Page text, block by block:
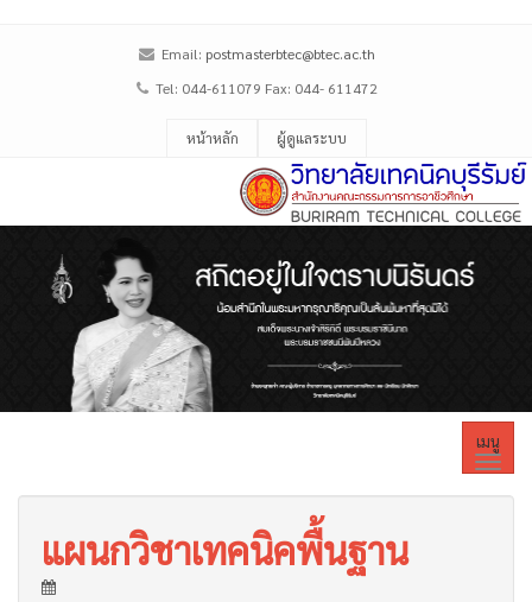
Email: postmasterbtec@btec.ac.th
Tel: 044-611079 Fax: 044- 611472
หน้าหลัก ผู้ดูแลระบบ
เมนู
แผนกวิชาเทคนิคพื้นฐาน